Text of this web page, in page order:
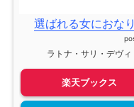
選ばれる女におな
ラトナ・サリ・デヴ
楽天ブックス